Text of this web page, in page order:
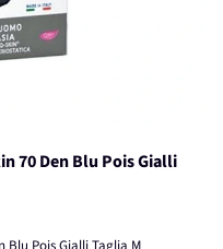
70 Den Blu Pois Gialli